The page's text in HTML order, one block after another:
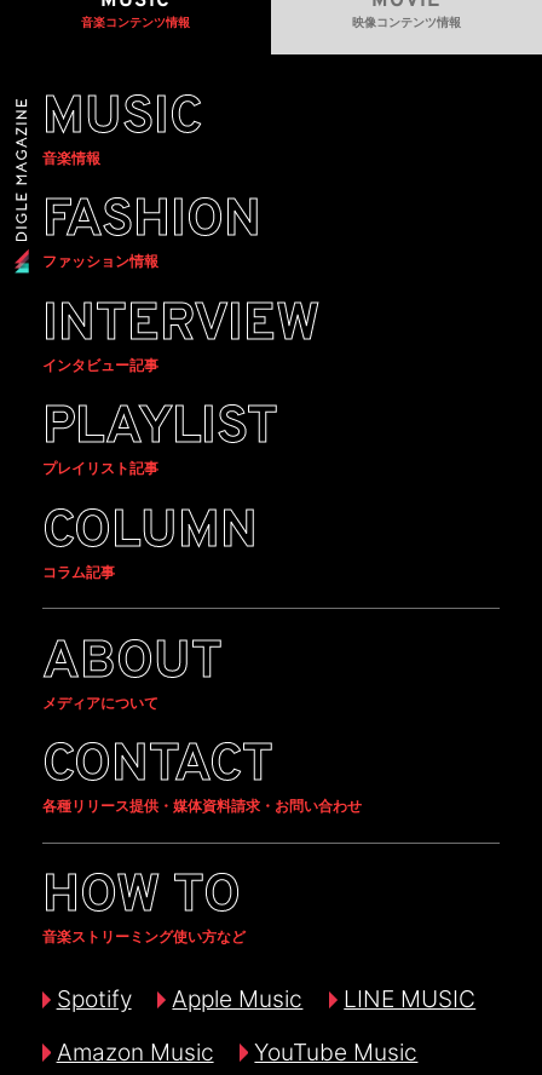
音楽コンテンツ情報 映像コンテンツ情報
MUSIC
音楽情報
FASHION
ファッション情報
INTERVIEW
インタビュー記事
PLAYLIST
プレイリスト記事
COLUMN
コラム記事
ABOUT
メディアについて
CONTACT
各種リリース提供・媒体資料請求・お問い合わせ
HOW TO
音楽ストリーミング使い方など
Spotify Apple Music
LINE MUSIC
Amazon Music
YouTube Music